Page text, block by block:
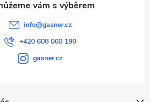
info@gasner.cz
+420 608 060 190
gasner.cz